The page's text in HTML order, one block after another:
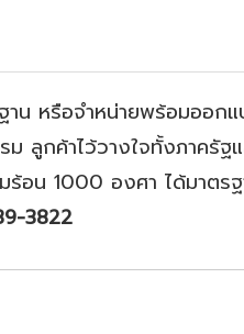
าน หรือจำหน่ายพร้อมออก
ลูกค้าไว้วางใจทั้งภาครัฐ
อน 1000 องศา ได้มาตร
3822